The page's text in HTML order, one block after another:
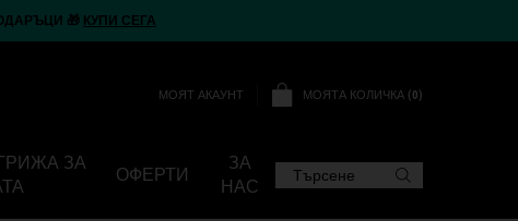
🎁 КУПИ СЕГА
МОЯТ АКАУНТ МОЯТА КОЛИЧКА 0
0 ПРОДУКТ
ЗА
ОФЕРТИ
ЗА
НАС
Търсене